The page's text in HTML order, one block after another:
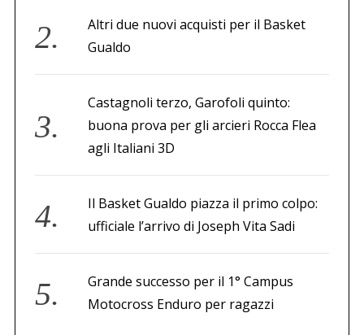
Altri due nuovi acquisti per il Basket
Gualdo
Castagnoli terzo, Garofoli quinto:
buona prova per gli arcieri Rocca Flea
agli Italiani 3D
Il Basket Gualdo piazza il primo colpo:
ufficiale l’arrivo di Joseph Vita Sadi
Grande successo per il 1° Campus
Motocross Enduro per ragazzi